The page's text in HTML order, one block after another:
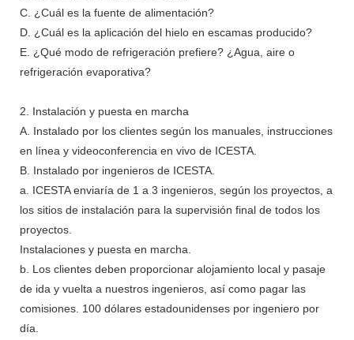
C. ¿Cuál es la fuente de alimentación?
D. ¿Cuál es la aplicación del hielo en escamas producido?
E. ¿Qué modo de refrigeración prefiere? ¿Agua, aire o
refrigeración evaporativa?
2. Instalación y puesta en marcha
A. Instalado por los clientes según los manuales, instrucciones
en línea y videoconferencia en vivo de ICESTA.
B. Instalado por ingenieros de ICESTA.
a. ICESTA enviaría de 1 a 3 ingenieros, según los proyectos, a
los sitios de instalación para la supervisión final de todos los
proyectos.
Instalaciones y puesta en marcha.
b. Los clientes deben proporcionar alojamiento local y pasaje
de ida y vuelta a nuestros ingenieros, así como pagar las
comisiones. 100 dólares estadounidenses por ingeniero por
día.